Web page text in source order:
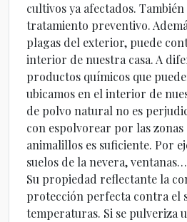
cultivos ya afectados.
tratamiento preventivo.
plagas del exterior, puede
interior de nuestra casa. A
productos químicos que
ubicamos en el interior de
de polvo natural no es
con espolvorear por las zonas
animalillos es suficiente. Por
suelos de la nevera, ventanas…
Su propiedad reflectante la
protección perfecta contra el
temperaturas. Si se pulveriza